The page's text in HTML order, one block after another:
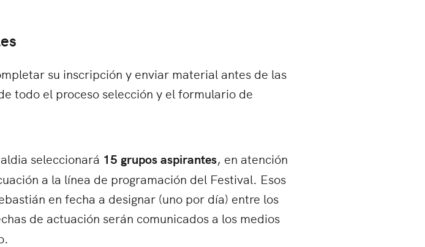
su inscripción y enviar material antes de las
todo el proceso selección y el formulario de
seleccionará 15 grupos aspirantes, en atención
a la línea de programación del Festival. Esos
en fecha a designar (uno por día) entre los
de actuación serán comunicados a los medios